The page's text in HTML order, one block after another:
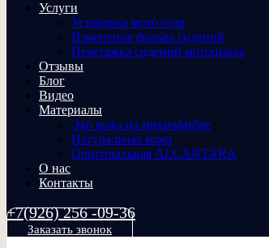
Услуги
Установка мото геля
Изменение формы сидений
Перетяжка сидений мотоцикла
Отзывы
Блог
Видео
Материалы
Эко кожа на микрофибре
Натуральная кожа
Оригинальная ALCANTARA
О нас
Контакты
+7(926) 256 -09-36
Заказать звонок